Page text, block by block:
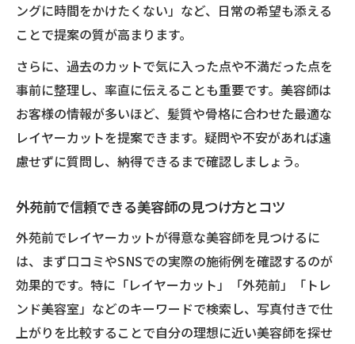
ングに時間をかけたくない」など、日常の希望も添える
ことで提案の質が高まります。
さらに、過去のカットで気に入った点や不満だった点を
事前に整理し、率直に伝えることも重要です。美容師は
お客様の情報が多いほど、髪質や骨格に合わせた最適な
レイヤーカットを提案できます。疑問や不安があれば遠
慮せずに質問し、納得できるまで確認しましょう。
外苑前で信頼できる美容師の見つけ方とコツ
外苑前でレイヤーカットが得意な美容師を見つけるに
は、まず口コミやSNSでの実際の施術例を確認するのが
効果的です。特に「レイヤーカット」「外苑前」「トレ
ンド美容室」などのキーワードで検索し、写真付きで仕
上がりを比較することで自分の理想に近い美容師を探せ